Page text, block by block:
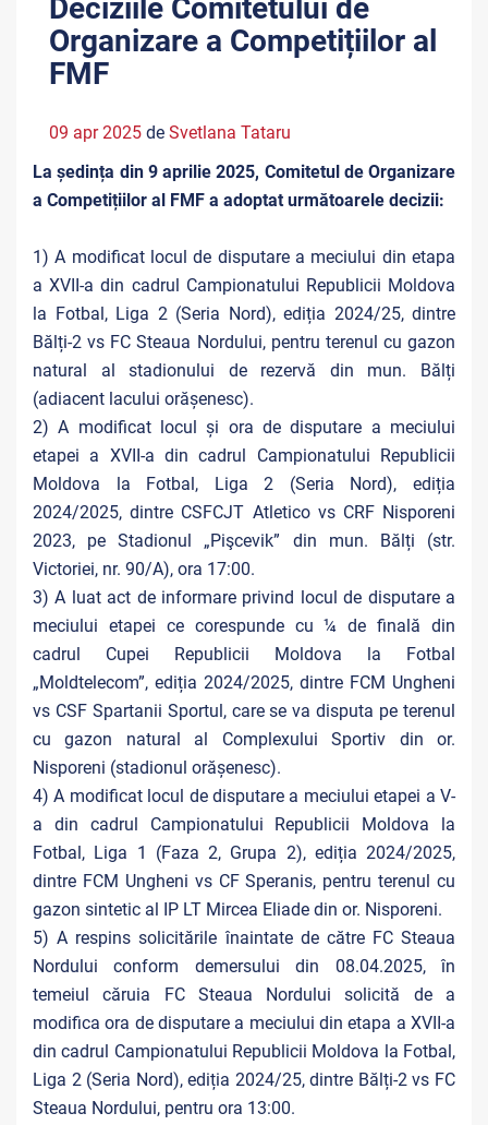
Deciziile Comitetului de
Organizare a Competițiilor al
FMF
09 apr 2025 de Svetlana Tataru
La ședința din 9 aprilie 2025, Comitetul de Organizare
a Competițiilor al FMF a adoptat următoarele decizii:
1) A modificat locul de disputare a meciului din etapa
a XVII-a din cadrul Campionatului Republicii Moldova
la Fotbal, Liga 2 (Seria Nord), ediția 2024/25, dintre
Bălți-2 vs FC Steaua Nordului, pentru terenul cu gazon
natural al stadionului de rezervă din mun. Bălți
(adiacent lacului orășenesc).
2) A modificat locul și ora de disputare a meciului
etapei a XVII-a din cadrul Campionatului Republicii
Moldova la Fotbal, Liga 2 (Seria Nord), ediția
2024/2025, dintre CSFCJT Atletico vs CRF Nisporeni
2023, pe Stadionul „Pişcevik” din mun. Bălți (str.
Victoriei, nr. 90/A), ora 17:00.
3) A luat act de informare privind locul de disputare a
meciului etapei ce corespunde cu ¼ de finală din
cadrul Cupei Republicii Moldova la Fotbal
„Moldtelecom”, ediția 2024/2025, dintre FCM Ungheni
vs CSF Spartanii Sportul, care se va disputa pe terenul
cu gazon natural al Complexului Sportiv din or.
Nisporeni (stadionul orășenesc).
4) A modificat locul de disputare a meciului etapei a V-
a din cadrul Campionatului Republicii Moldova la
Fotbal, Liga 1 (Faza 2, Grupa 2), ediția 2024/2025,
dintre FCM Ungheni vs CF Speranis, pentru terenul cu
gazon sintetic al IP LT Mircea Eliade din or. Nisporeni.
5) A respins solicitările înaintate de către FC Steaua
Nordului conform demersului din 08.04.2025, în
temeiul căruia FC Steaua Nordului solicită de a
modifica ora de disputare a meciului din etapa a XVII-a
din cadrul Campionatului Republicii Moldova la Fotbal,
Liga 2 (Seria Nord), ediția 2024/25, dintre Bălți-2 vs FC
Steaua Nordului, pentru ora 13:00.